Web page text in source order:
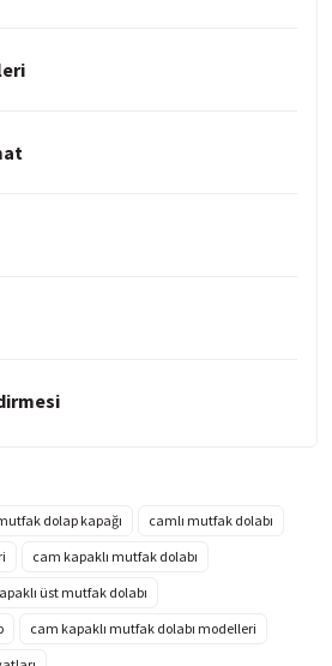
dolap kapağı
camlı mutfak dolabı
cam kapaklı mutfak dolabı
üst mutfak dolabı
cam kapaklı mutfak dolabı modelleri